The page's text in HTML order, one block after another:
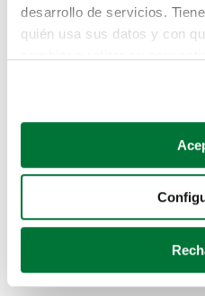
desarrollo de servicios.
quién usa sus datos y con
Si lo permite, también
Recopilar información
Identificar su dispositivo
para buscar
Obtenga más información
Pero puedes encontrar el
buscando en alguno de
Coches de segunda mano
Coches de km0